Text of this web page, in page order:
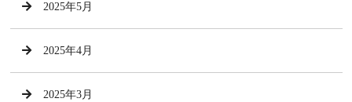
2025年5月
2025年4月
2025年3月